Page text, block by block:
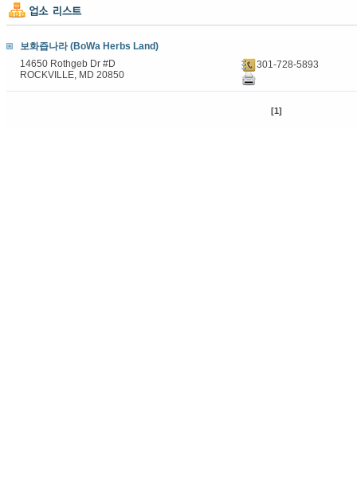
보화즙나라 (BoWa Herbs Land)
14650 Rothgeb Dr #D
ROCKVILLE, MD 20850
301-728-5893
[1]